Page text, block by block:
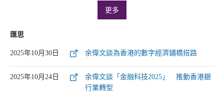
更多
匯思
2025年10月30日 余偉文談為香港的數字經濟鋪橋搭路
2025年10月24日
余偉文談「金融科技2025」 推動香港銀
行業轉型